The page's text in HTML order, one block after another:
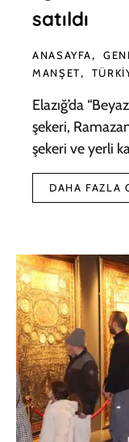
satıldı
ANASAYFA
MANŞET
Elazığ’da
şekeri,
şekeri ve yerli
DAHA FAZLA